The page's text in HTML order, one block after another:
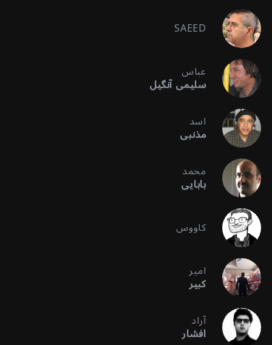
SAEED
عباس
سلیمی آنگیل
اسد
مذنبی
محمد
بابایی
کاووس
امیر
کبیر
آراد
افشار